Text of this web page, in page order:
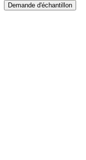
Demande d'échantillon